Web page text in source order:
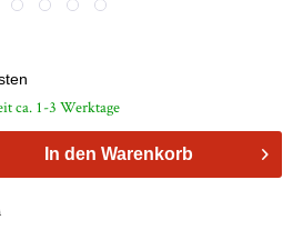
ca. 1-3 Werktage
In den Warenkorb